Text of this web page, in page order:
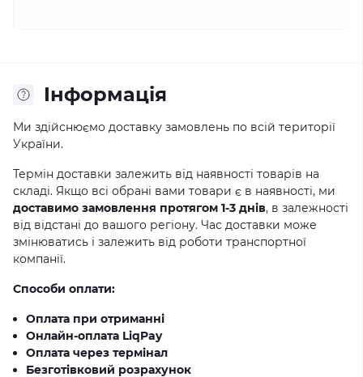
Iнформація
Ми здійснюємо доставку замовлень по всій території
України.
Термін доставки залежить від наявності товарів на
складі. Якщо всі обрані вами товари є в наявності, ми
доставимо замовлення протягом 1-3 днів, в залежності
від відстані до вашого регіону. Час доставки може
змінюватись і залежить від роботи транспортної
компанії.
Способи оплати:
Оплата при отриманні
Онлайн-оплата LiqPay
Оплата через термінал
Безготівковий розрахунок